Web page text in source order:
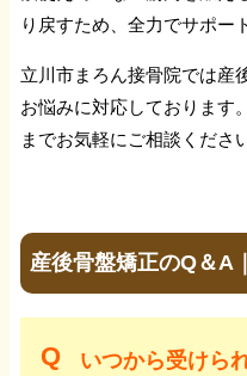
交通事故メニュー
【交通事故に
交通事
交通事
り戻すため、全力でサポー
立川市まろん接骨院では産
お悩みに対応しております
までお気軽にご相談ください
産後骨盤矯正のQ＆A
いつから受けら